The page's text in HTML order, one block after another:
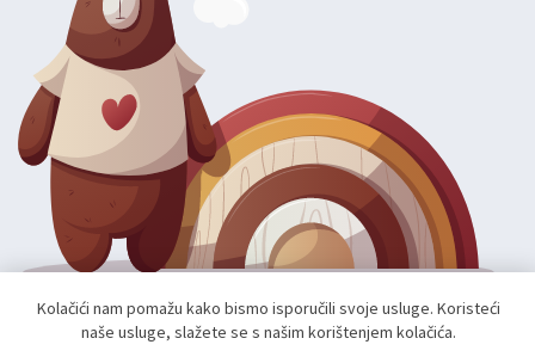
Autorska prava; 2026 mae.hr. Sva prava pridržana.
Kolačići nam pomažu kako bismo isporučili svoje usluge. Koristeći
naše usluge, slažete se s našim korištenjem kolačića.